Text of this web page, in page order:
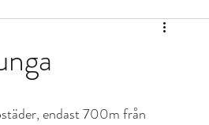
endast 700m från